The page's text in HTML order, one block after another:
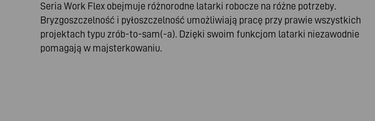
Seria Work Flex obejmuje różnorodne latarki robocze na różne potrzeby.
Bryzgoszczelność i pyłoszczelność umożliwiają pracę przy prawie wszystkich
projektach typu zrób-to-sam(-a). Dzięki swoim funkcjom latarki niezawodnie
pomagają w majsterkowaniu.